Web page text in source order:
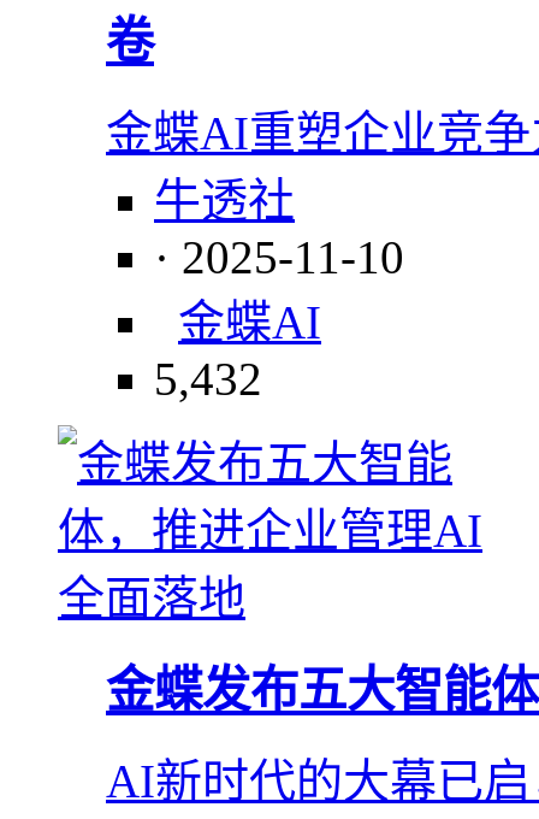
卷
金蝶AI重塑企业竞
牛透社
· 2025-11-10
金蝶AI
5,432
金蝶发布五大智能
AI新时代的大幕已